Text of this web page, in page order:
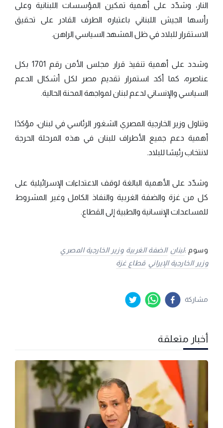
النار، وشدّد على أهمية تمكين المؤسسات اللبنانية وعلى
رأسها الجيش اللبناني باعتباره الطرف القادر على تحقيق
الاستقرار للبلاد في ظل المشهد السياسي الراهن.
وشدد على أهمية تنفيذ قرار مجلس الأمن رقم 1701 بكل
عناصره، كما أكد استمرار تقديم مصر لكل أشكال الدعم
السياسي والإنساني لدعم لبنان لمواجهة المحنة الحالية.
وتناول وزير الخارجية المصري الشغور الرئاسي في لبنان، مؤكدًا
أهمية دعم جميع الأطراف للبنان في هذه المرحلة الحرجة
لانتخاب رئيسًا للبلاد.
وشدّد على الأهمية البالغة لوقف الاعتداءات الإسرائيلية على
كل من غزة والضفة الغربية والنفاذ الكامل وغير المشروط
للمساعدات الإنسانية والطبية إلى القطاع.
وسوم :لبنان الضفة الغربية وزير الخارجية المصري
وزير الخارجية الإيراني قطاع غزة
مشاركة
أخبار متعلقة